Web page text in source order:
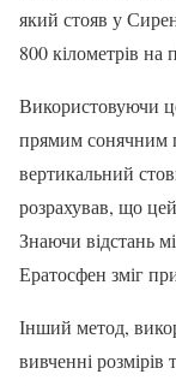
який стояв у
800 кілометрів на
Використовуючи
прямим сонячним
вертикальний
розрахував, що
Знаючи відстань
Ератосфен зміг
Інший метод,
вивченні розмірів